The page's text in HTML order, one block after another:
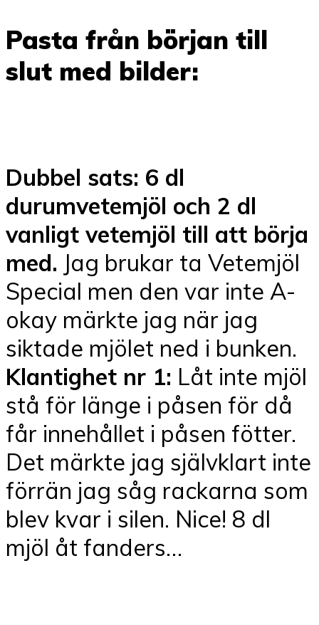
Pasta från början till
slut med bilder:
Dubbel sats: 6 dl
durumvetemjöl och 2 dl
vanligt vetemjöl till att börja
med. Jag brukar ta Vetemjöl
Special men den var inte A-
okay märkte jag när jag
siktade mjölet ned i bunken.
Klantighet nr 1: Låt inte mjöl
stå för länge i påsen för då
får innehållet i påsen fötter.
Det märkte jag självklart inte
förrän jag såg rackarna som
blev kvar i silen. Nice! 8 dl
mjöl åt fanders…